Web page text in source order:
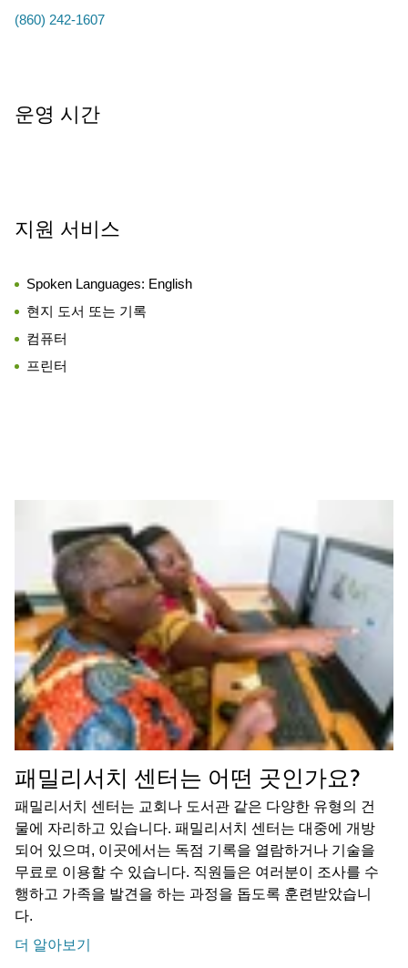
(860) 242-1607
운영 시간
지원 서비스
Spoken Languages: English
현지 도서 또는 기록
컴퓨터
프린터
패밀리서치 센터는 어떤 곳인가요?
패밀리서치 센터는 교회나 도서관 같은 다양한 유형의 건
물에 자리하고 있습니다. 패밀리서치 센터는 대중에 개방
되어 있으며, 이곳에서는 독점 기록을 열람하거나 기술을
무료로 이용할 수 있습니다. 직원들은 여러분이 조사를 수
행하고 가족을 발견을 하는 과정을 돕도록 훈련받았습니
다.
더 알아보기